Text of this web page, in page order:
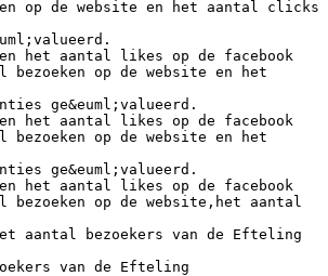
op de website en het aantal clicks
het aantal likes op de facebook
bezoeken op de website en het
ge&euml;valueerd.
het aantal likes op de facebook
bezoeken op de website en het
ge&euml;valueerd.
het aantal likes op de facebook
bezoeken op de website,het aantal
aantal bezoekers van de Efteling
van de Efteling